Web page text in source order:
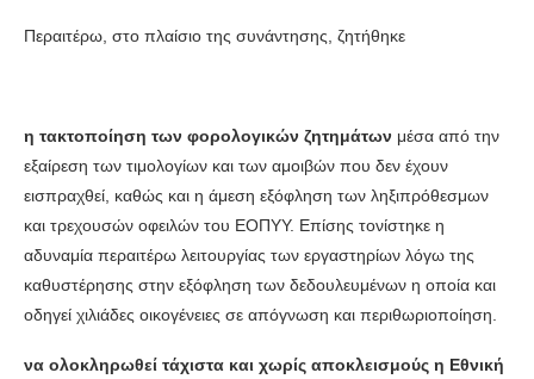
Περαιτέρω, στο πλαίσιο της συνάντησης, ζητήθηκε
η τακτοποίηση των φορολογικών ζητημάτων μέσα από την
εξαίρεση των τιμολογίων και των αμοιβών που δεν έχουν
εισπραχθεί, καθώς και η άμεση εξόφληση των ληξιπρόθεσμων
και τρεχουσών οφειλών του ΕΟΠΥΥ. Επίσης τονίστηκε η
αδυναμία περαιτέρω λειτουργίας των εργαστηρίων λόγω της
καθυστέρησης στην εξόφληση των δεδουλευμένων η οποία και
οδηγεί χιλιάδες οικογένειες σε απόγνωση και περιθωριοποίηση.
να ολοκληρωθεί τάχιστα και χωρίς αποκλεισμούς η Εθνική